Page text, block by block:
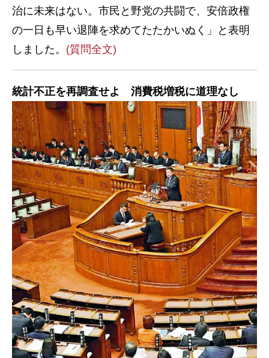
治に未来はない。市民と野党の共闘で、安倍政権
の一日も早い退陣を求めてたたかいぬく」と表明
しました。 (質問全文)
統計不正を再調査せよ 消費税増税に道理なし